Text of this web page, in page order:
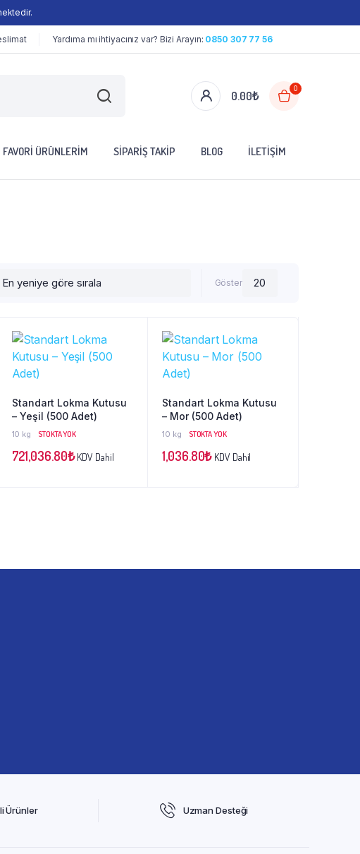
Yardıma mı ihtiyacınız var? Bizi Arayın: 0850 307 77 56
0.00₺
0
FAVORI ÜRÜNLERIM SIPARIŞ TAKIP BLOG İLETIŞIM
Göster
Standart Lokma Kutusu
– Yeşil (500 Adet)
10 kg STOKTA YOK
721,036.80₺ KDV Dahil
Standart Lokma Kutusu
– Mor (500 Adet)
10 kg STOKTA YOK
1,036.80₺ KDV Dahil
Ürünler Uzman Desteği